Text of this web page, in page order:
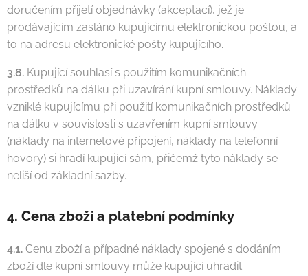
doručením přijetí objednávky (akceptací), jež je
prodávajícím zasláno kupujícímu elektronickou poštou, a
to na adresu elektronické pošty kupujícího.
3.8. Kupující souhlasí s použitím komunikačních
prostředků na dálku při uzavírání kupní smlouvy. Náklady
vzniklé kupujícímu při použití komunikačních prostředků
na dálku v souvislosti s uzavřením kupní smlouvy
(náklady na internetové připojení, náklady na telefonní
hovory) si hradí kupující sám, přičemž tyto náklady se
neliší od základní sazby.
4. Cena zboží a platební podmínky
4.1. Cenu zboží a případné náklady spojené s dodáním
zboží dle kupní smlouvy může kupující uhradit